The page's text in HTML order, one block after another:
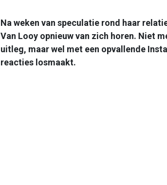
Na weken van speculatie rond haar
Van Looy opnieuw van zich horen. Niet
uitleg, maar wel met een opvallende
reacties losmaakt.